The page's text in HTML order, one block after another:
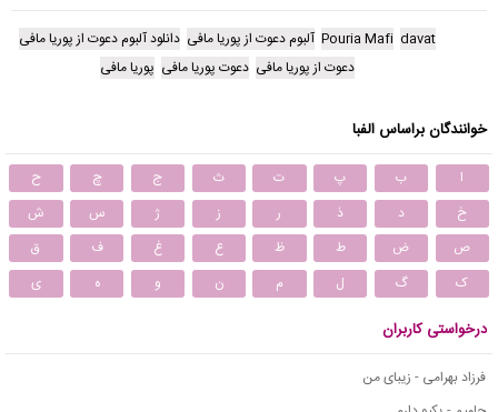
davat
Pouria Mafi آلبوم دعوت از پوریا مافی دانلود آلبوم دعوت از پوریا مافی
دعوت از پوریا مافی دعوت پوریا مافی پوریا مافی
خوانندگان براساس الفبا
ا ب پ ت ث ج چ
ح
خ
د ذ ر ز ژ س
ش
ص
ض ط ظ ع غ ف
ق
ک
گ ل م ن و ه ی
درخواستی کاربران
فرزاد بهرامی - زیبای من